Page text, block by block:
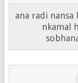
ana radi
nkamal